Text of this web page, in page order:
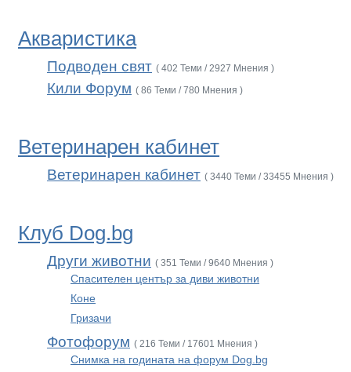
Акваристика
Подводен свят ( 402 Теми / 2927 Мнения )
Кили Форум ( 86 Теми / 780 Мнения )
Ветеринарен кабинет
Ветеринарен кабинет ( 3440 Теми / 33455 Мнения )
Клуб Dog.bg
Други животни ( 351 Теми / 9640 Мнения )
Спасителен център за диви животни
Коне
Гризачи
Фотофорум ( 216 Теми / 17601 Мнения )
Снимка на годината на форум Dog.bg